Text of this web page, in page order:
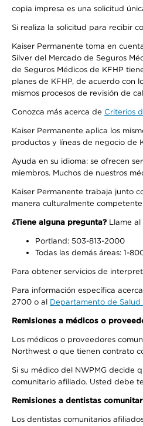
copia impresa es una solicitud
Si realiza la solicitud para recibir
Kaiser Permanente toma en
Silver del Mercado de Seguros
de Seguros Médicos de KFHP
planes de KFHP, de acuerdo con
mismos procesos de revisión de
Conozca más acerca de Criterios
Kaiser Permanente aplica los
productos y líneas de negocio de
Ayuda en su idioma: se ofrecen
miembros. Muchos de nuestros
Kaiser Permanente trabaja junto
manera culturalmente
¿Tiene alguna pregunta? Llame
Portland: 503-813-2000
Todas las demás áreas: 1-
Para obtener servicios de
Para información específica
2700 o al Departamento de Salud
Remisiones a médicos o
Los médicos o proveedores
Northwest o que tienen contrato
Si su médico del NWPMG decide
comunitario afiliado. Usted debe
Remisiones a dentistas
Los dentistas comunitarios